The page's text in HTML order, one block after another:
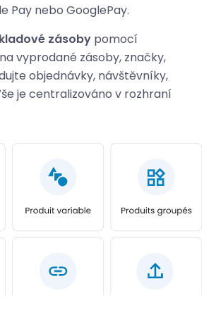
Pay nebo GooglePay.
zásoby pomocí
vyprodané zásoby, značky,
objednávky, návštěvníky,
je centralizováno v rozhraní